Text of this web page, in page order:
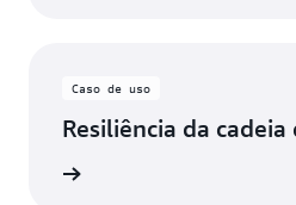
Caso de uso
Resiliência da